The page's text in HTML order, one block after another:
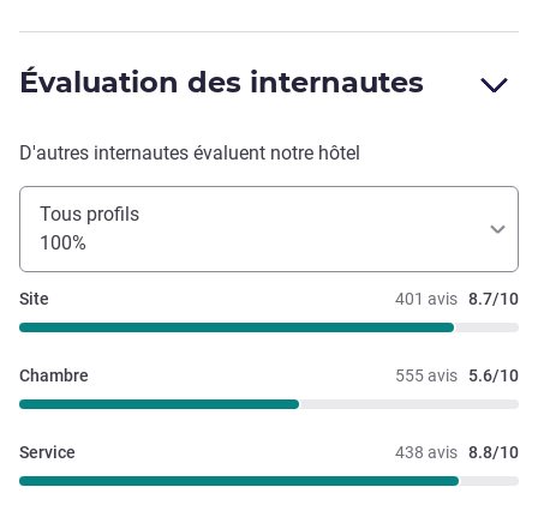
Évaluation des internautes
D'autres internautes évaluent notre hôtel
Tous profils
100%
401 avis 8.7/10
Site
555 avis 5.6/10
Chambre
438 avis 8.8/10
Service